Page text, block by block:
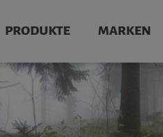
PRODUKTE MARKEN